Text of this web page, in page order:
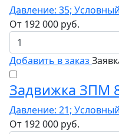
Давление: 35;
От 192 000 руб.
Добавить в заказ
Задвижка ЗПМ
Давление: 21;
От 192 000 руб.